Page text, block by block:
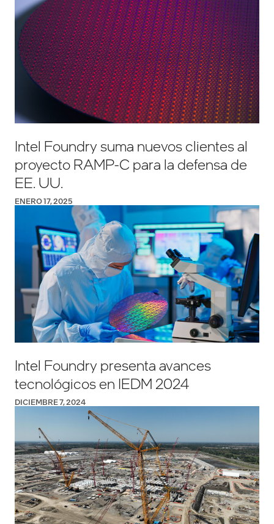
Intel Foundry suma nuevos clientes al
proyecto RAMP-C para la defensa de
EE. UU.
ENERO 17, 2025
Intel Foundry presenta avances
tecnológicos en IEDM 2024
DICIEMBRE 7, 2024